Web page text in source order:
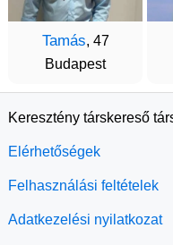
Tamás, 47
Budapest
Keresztény társkereső
Elérhetőségek
Felhasználási feltételek
Adatkezelési nyilatkozat